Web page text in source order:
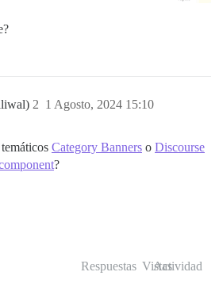
1 Agosto, 2024 15:10
2
Category Banners o Discourse
?
Respuestas Vistas
Actividad